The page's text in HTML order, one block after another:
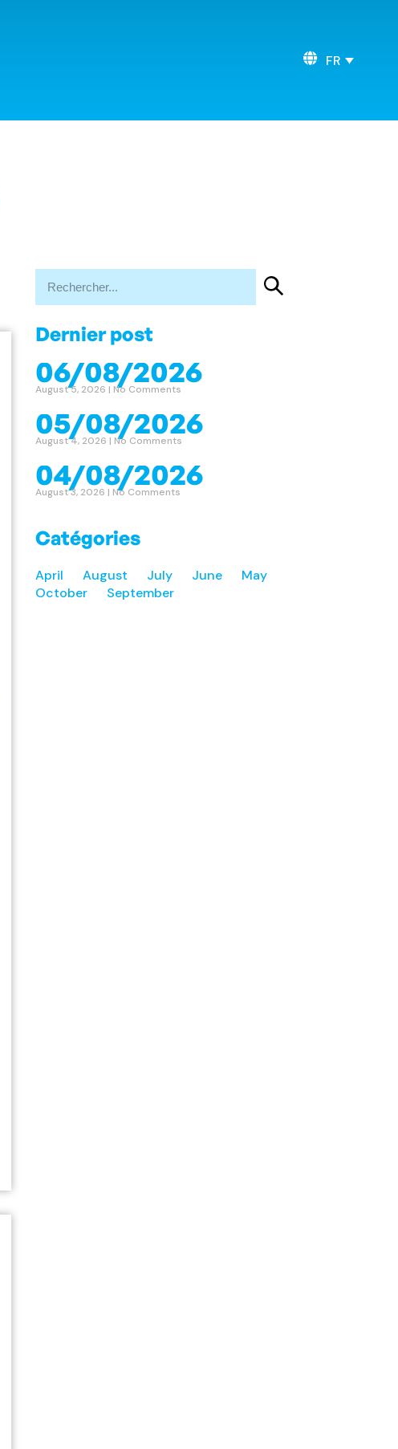
FR
Dernier post
06/08/2026
August 5, 2026 No Comments
05/08/2026
August 4, 2026 No Comments
04/08/2026
August 3, 2026 No Comments
Catégories
April August July June
May
October
September